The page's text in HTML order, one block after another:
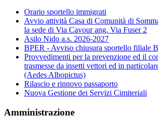
Orario sportello immigrati
Avvio attività Casa di Comunità di
la sede di Via Cavour ang. Via Fuser 2
Asilo Nido a.s. 2026-2027
BPER - Avviso chiusura sportello filiale
Provvedimenti per la prevenzione ed il
trasmesse da insetti vettori ed in
(Aedes Albopictus)
Rilascio e rinnovo passaporto
Nuova Gestione dei Servizi Cimiteriali
Amministrazione